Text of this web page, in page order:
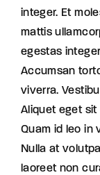
integer. Et
mattis
egestas
Accumsan
viverra.
Aliquet eget sit
Quam id leo in
Nulla at
laoreet non